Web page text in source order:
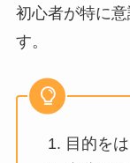
初心者が特に
す。
目的を